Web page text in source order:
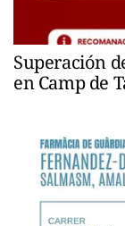
Superación
en Camp de